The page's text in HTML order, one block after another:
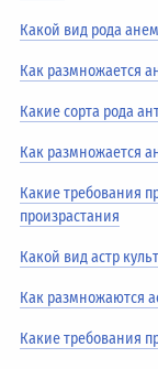
Какой вид рода
Как размножается
Какие сорта рода
Как размножается
Какие требования
произрастания
Какой вид астр
Как размножаются
Какие требования